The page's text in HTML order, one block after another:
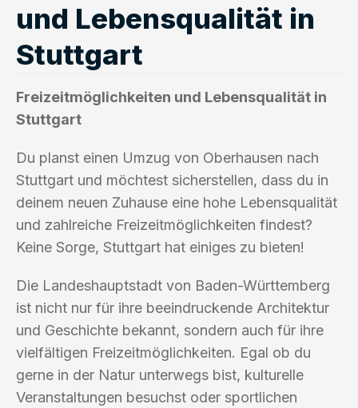
und Lebensqualität in
Stuttgart
Freizeitmöglichkeiten und Lebensqualität in
Stuttgart
Du planst einen Umzug von Oberhausen nach
Stuttgart und möchtest sicherstellen, dass du in
deinem neuen Zuhause eine hohe Lebensqualität
und zahlreiche Freizeitmöglichkeiten findest?
Keine Sorge, Stuttgart hat einiges zu bieten!
Die Landeshauptstadt von Baden-Württemberg
ist nicht nur für ihre beeindruckende Architektur
und Geschichte bekannt, sondern auch für ihre
vielfältigen Freizeitmöglichkeiten. Egal ob du
gerne in der Natur unterwegs bist, kulturelle
Veranstaltungen besuchst oder sportlichen